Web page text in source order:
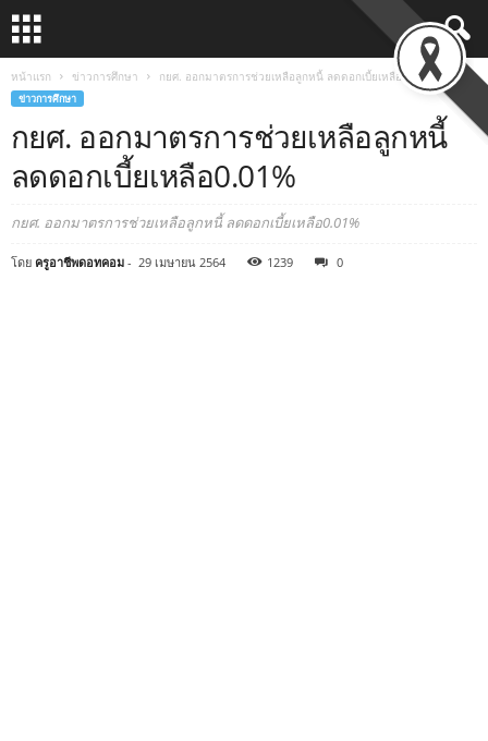
หน้าแรก ข่าวการศึกษา กยศ. ออกมาตรการช่วยเหลือลูกหนี้ ลดดอกเบี้ยเหลือ0.01%
ข่าวการศึกษา
กยศ. ออกมาตรการช่วยเหลือลูกหนี้
ลดดอกเบี้ยเหลือ0.01%
กยศ. ออกมาตรการช่วยเหลือลูกหนี้ ลดดอกเบี้ยเหลือ0.01%
โดย ครูอาชีพดอทคอม - 29 เมษายน 2564 1239 0